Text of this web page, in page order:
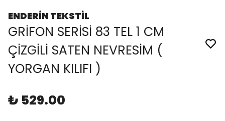
ENDERİN TEKSTİL
GRİFON SERİSİ 83 TEL 1 CM
ÇİZGİLİ SATEN NEVRESİM (
YORGAN KILIFI )
₺ 529.00